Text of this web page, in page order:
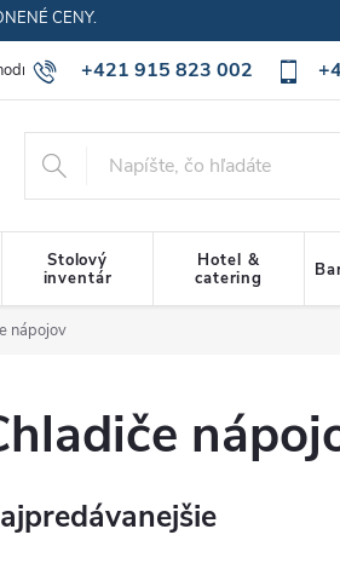
CENY.
+421 915 823 002
podmienky Ochrana osobných
Stolový
inventár
Hotel &
catering
nápojov